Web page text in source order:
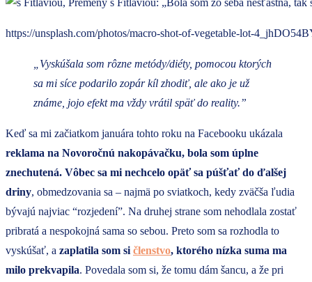
https://unsplash.com/photos/macro-shot-of-vegetable-lot-
„Vyskúšala som rôzne metódy/diéty, pomocou ktorých
sa mi síce podarilo zopár kíl zhodiť, ale ako je už
známe, jojo efekt ma vždy vrátil späť do reality.”
Keď sa mi začiatkom januára tohto roku na Facebooku ukázala
reklama na Novoročnú nakopávačku, bola som úplne
znechutená. Vôbec sa mi nechcelo opäť sa púšťať do ďalšej
driny, obmedzovania sa – najmä po sviatkoch, kedy zväčša ľudia
bývajú najviac “rozjedení”. Na druhej strane som nehodlala zostať
pribratá a nespokojná sama so sebou. Preto som sa rozhodla to
vyskúšať, a zaplatila som si členstvo, ktorého nízka suma ma
milo prekvapila. Povedala som si, že tomu dám šancu, a že pri